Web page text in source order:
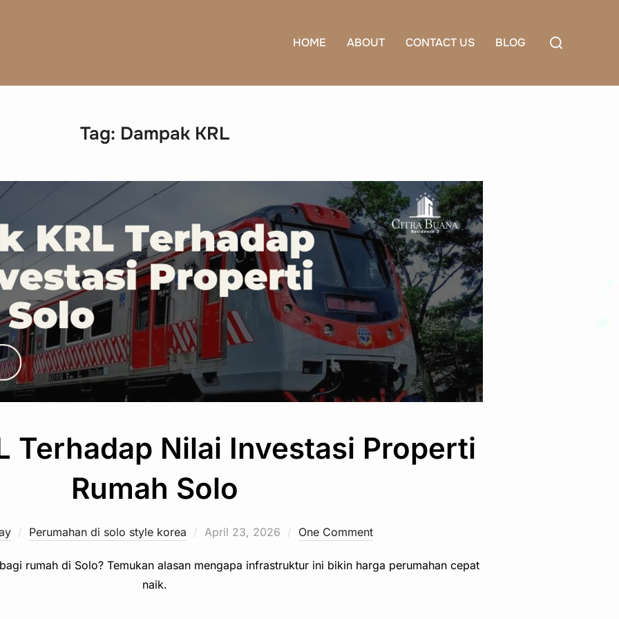
HOME ABOUT CONTACT US BLOG
Search
Tag: Dampak KRL
Terhadap Nilai Investasi Properti
Rumah Solo
Perumahan di solo style korea
Posted
April 23, 2026 One Comment
rumah di Solo? Temukan alasan mengapa infrastruktur ini bikin harga perumahan cepat
naik.